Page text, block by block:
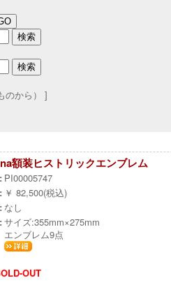
のから） ]
額装ヒストリックエンブレム
PI00005747
￥ 82,500(税込)
なし
サイズ:355mm×275mm
エンブレム9点
OUT